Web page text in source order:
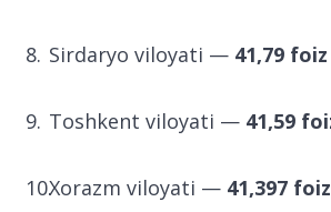
foiz
Sirdaryo viloyati —41,79 foiz
Toshkent viloyati —41,59 foiz